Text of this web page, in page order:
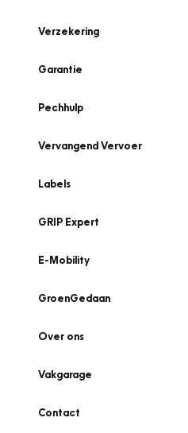
Verzekering
Garantie
Pechhulp
Vervangend Vervoer
Labels
GRIP Expert
E-Mobility
GroenGedaan
Over ons
Vakgarage
Contact